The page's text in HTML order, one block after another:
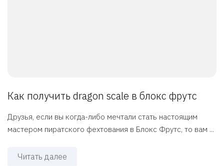
Как получить dragon scale в блокс фрутс
Друзья, если вы когда-либо мечтали стать настоящим
мастером пиратского фехтования в Блокс Фрутс, то вам ...
Читать далее